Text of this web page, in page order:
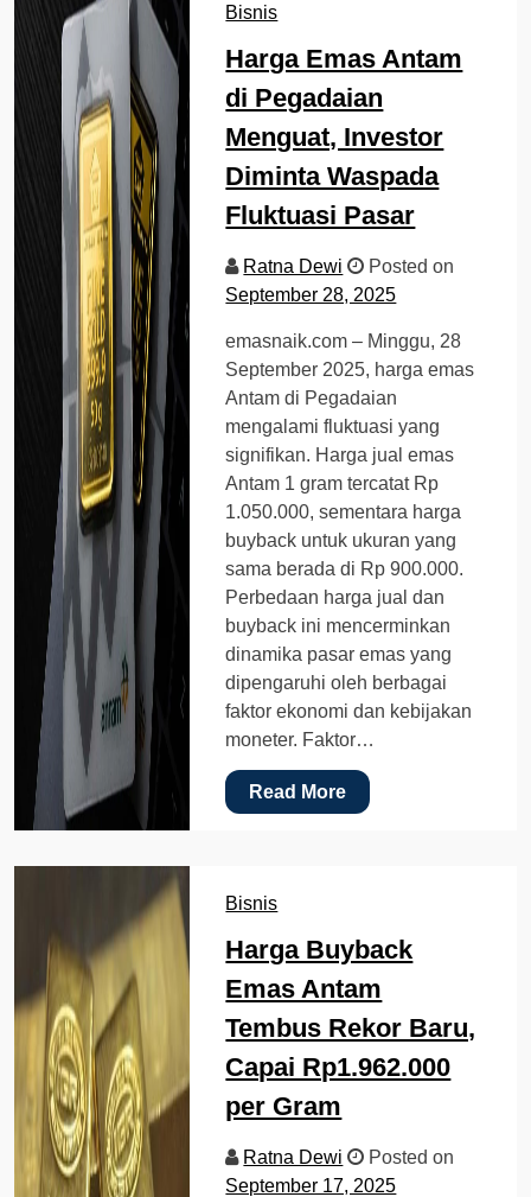
Bisnis
Harga Emas Antam
di Pegadaian
Menguat, Investor
Diminta Waspada
Fluktuasi Pasar
Ratna Dewi
Posted on
September 28, 2025
emasnaik.com – Minggu, 28
September 2025, harga emas
Antam di Pegadaian
mengalami fluktuasi yang
signifikan. Harga jual emas
Antam 1 gram tercatat Rp
1.050.000, sementara harga
buyback untuk ukuran yang
sama berada di Rp 900.000.
Perbedaan harga jual dan
buyback ini mencerminkan
dinamika pasar emas yang
dipengaruhi oleh berbagai
faktor ekonomi dan kebijakan
moneter. Faktor…
Read More
Bisnis
Harga Buyback
Emas Antam
Tembus Rekor Baru,
Capai Rp1.962.000
per Gram
Ratna Dewi
Posted on
September 17, 2025